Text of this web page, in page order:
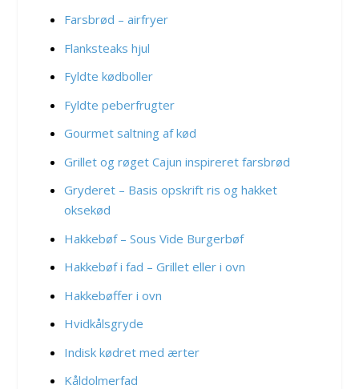
Farsbrød – airfryer
Flanksteaks hjul
Fyldte kødboller
Fyldte peberfrugter
Gourmet saltning af kød
Grillet og røget Cajun inspireret farsbrød
Gryderet – Basis opskrift ris og hakket
oksekød
Hakkebøf – Sous Vide Burgerbøf
Hakkebøf i fad – Grillet eller i ovn
Hakkebøffer i ovn
Hvidkålsgryde
Indisk kødret med ærter
Kåldolmerfad